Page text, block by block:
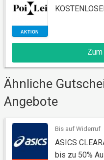
AKTION
Ähnliche
Angebote
Bis auf Widerruf
ASICS
bis zu 50%